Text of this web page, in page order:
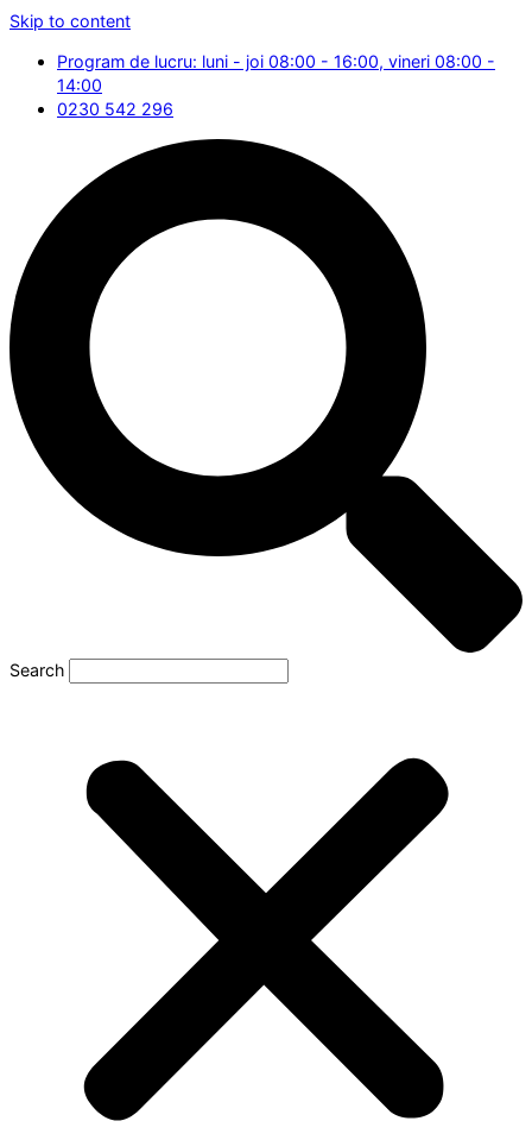
Skip to content
Program de lucru: luni - joi 08:00 - 16:00, vineri 08:00 -
14:00
0230 542 296
Search